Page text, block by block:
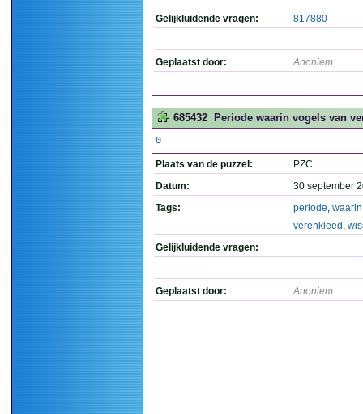
Gelijkluidende vragen:
817880
Geplaatst door: Anoniem
685432 Periode waarin vogels van
0
Plaats van de puzzel:
PZC
Datum:
30 september
Tags:
periode, waarin
verenkleed ,
Gelijkluidende vragen:
Geplaatst door: Anoniem